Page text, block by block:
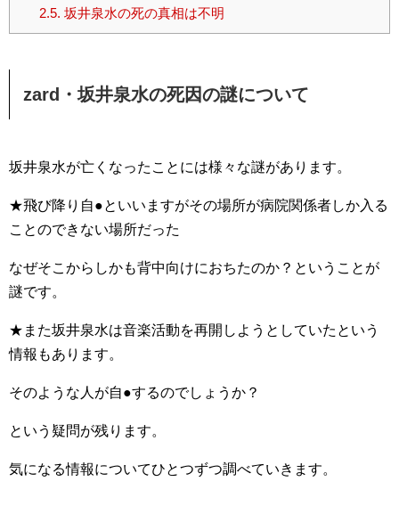
2.5. 坂井泉水の死の真相は不明
zard・坂井泉水の死因の謎について
坂井泉水が亡くなったことには様々な謎があります。
★飛び降り自●といいますがその場所が病院関係者しか入る
ことのできない場所だった
なぜそこからしかも背中向けにおちたのか？ということが
謎です。
★また坂井泉水は音楽活動を再開しようとしていたという
情報もあります。
そのような人が自●するのでしょうか？
という疑問が残ります。
気になる情報についてひとつずつ調べていきます。